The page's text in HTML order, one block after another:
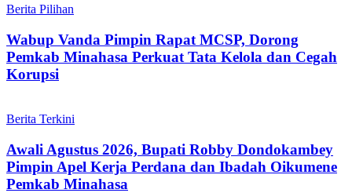
Berita Pilihan
Wabup Vanda Pimpin Rapat MCSP, Dorong
Pemkab Minahasa Perkuat Tata Kelola dan Cegah
Korupsi
Berita Terkini
Awali Agustus 2026, Bupati Robby Dondokambey
Pimpin Apel Kerja Perdana dan Ibadah Oikumene
Pemkab Minahasa